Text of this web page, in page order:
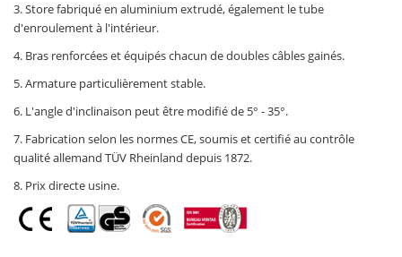
3. Store fabriqué en aluminium extrudé, également le tube
d'enroulement à l'intérieur.
4. Bras renforcées et équipés chacun de doubles câbles gainés.
5. Armature particulièrement stable.
6. L'angle d'inclinaison peut être modifié de 5° - 35°.
7. Fabrication selon les normes CE, soumis et certifié au contrôle
qualité allemand TÜV Rheinland depuis 1872.
8. Prix directe usine.